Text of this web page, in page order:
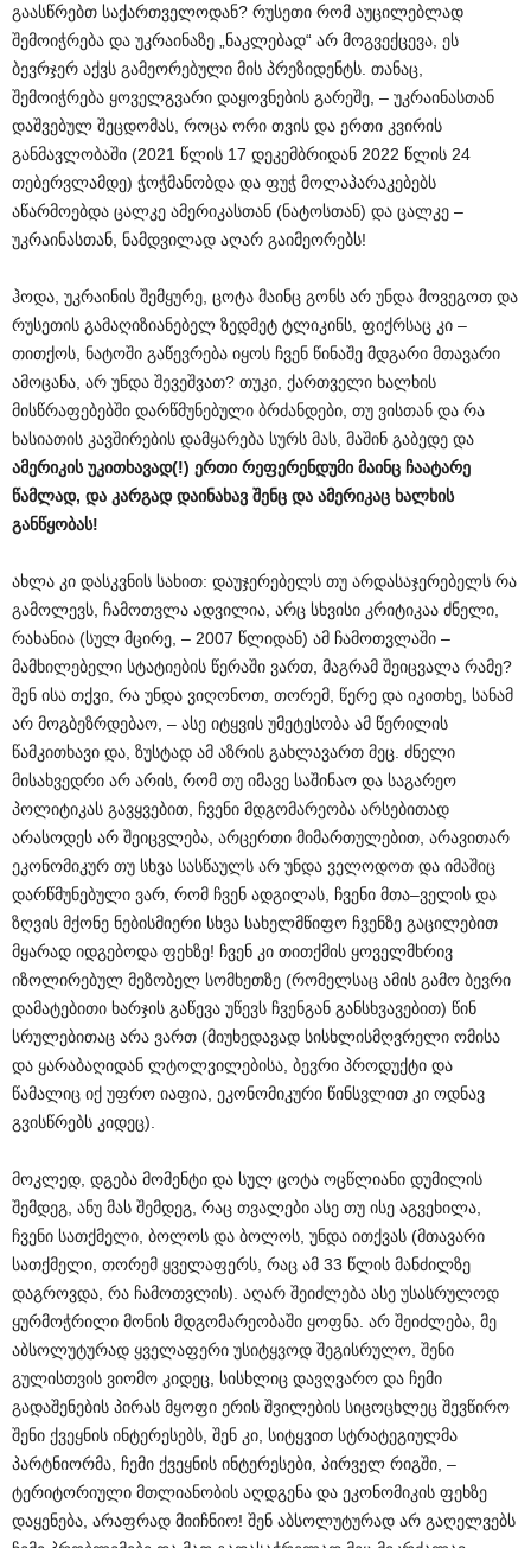
გაასწრებთ საქართველოდან? რუსეთი რომ აუცილებლად
შემოიჭრება და უკრაინაზე „ნაკლებად“ არ მოგვექცევა, ეს
ბევრჯერ აქვს გამეორებული მის პრეზიდენტს. თანაც,
შემოიჭრება ყოველგვარი დაყოვნების გარეშე, – უკრაინასთან
დაშვებულ შეცდომას, როცა ორი თვის და ერთი კვირის
განმავლობაში (2021 წლის 17 დეკემბრიდან 2022 წლის 24
თებერვლამდე) ჭოჭმანობდა და ფუჭ მოლაპარაკებებს
აწარმოებდა ცალკე ამერიკასთან (ნატოსთან) და ცალკე –
უკრაინასთან, ნამდვილად აღარ გაიმეორებს!
ჰოდა, უკრაინის შემყურე, ცოტა მაინც გონს არ უნდა მოვეგოთ და
რუსეთის გამაღიზიანებელ ზედმეტ ტლიკინს, ფიქრსაც კი –
თითქოს, ნატოში გაწევრება იყოს ჩვენ წინაშე მდგარი მთავარი
ამოცანა, არ უნდა შევეშვათ? თუკი, ქართველი ხალხის
მისწრაფებებში დარწმუნებული ბრძანდები, თუ ვისთან და რა
ხასიათის კავშირების დამყარება სურს მას, მაშინ გაბედე და
ამერიკის უკითხავად(!) ერთი რეფერენდუმი მაინც ჩაატარე
წამლად, და კარგად დაინახავ შენც და ამერიკაც ხალხის
განწყობას!
ახლა კი დასკვნის სახით: დაუჯერებელს თუ არდასაჯერებელს რა
გამოლევს, ჩამოთვლა ადვილია, არც სხვისი კრიტიკაა ძნელი,
რახანია (სულ მცირე, – 2007 წლიდან) ამ ჩამოთვლაში –
მამხილებელი სტატიების წერაში ვართ, მაგრამ შეიცვალა რამე?
შენ ისა თქვი, რა უნდა ვიღონოთ, თორემ, წერე და იკითხე, სანამ
არ მოგბეზრდებაო, – ასე იტყვის უმეტესობა ამ წერილის
წამკითხავი და, ზუსტად ამ აზრის გახლავართ მეც. ძნელი
მისახვედრი არ არის, რომ თუ იმავე საშინაო და საგარეო
პოლიტიკას გავყვებით, ჩვენი მდგომარეობა არსებითად
არასოდეს არ შეიცვლება, არცერთი მიმართულებით, არავითარ
ეკონომიკურ თუ სხვა სასწაულს არ უნდა ველოდოთ და იმაშიც
დარწმუნებული ვარ, რომ ჩვენ ადგილას, ჩვენი მთა–ველის და
ზღვის მქონე ნებისმიერი სხვა სახელმწიფო ჩვენზე გაცილებით
მყარად იდგებოდა ფეხზე! ჩვენ კი თითქმის ყოველმხრივ
იზოლირებულ მეზობელ სომხეთზე (რომელსაც ამის გამო ბევრი
დამატებითი ხარჯის გაწევა უწევს ჩვენგან განსხვავებით) წინ
სრულებითაც არა ვართ (მიუხედავად სისხლისმღვრელი ომისა
და ყარაბაღიდან ლტოლვილებისა, ბევრი პროდუქტი და
წამალიც იქ უფრო იაფია, ეკონომიკური წინსვლით კი ოდნავ
გვისწრებს კიდეც).
მოკლედ, დგება მომენტი და სულ ცოტა ოცწლიანი დუმილის
შემდეგ, ანუ მას შემდეგ, რაც თვალები ასე თუ ისე აგვეხილა,
ჩვენი სათქმელი, ბოლოს და ბოლოს, უნდა ითქვას (მთავარი
სათქმელი, თორემ ყველაფერს, რაც ამ 33 წლის მანძილზე
დაგროვდა, რა ჩამოთვლის). აღარ შეიძლება ასე უსასრულოდ
ყურმოჭრილი მონის მდგომარეობაში ყოფნა. არ შეიძლება, მე
აბსოლუტურად ყველაფერი უსიტყვოდ შეგისრულო, შენი
გულისთვის ვიომო კიდეც, სისხლიც დავღვარო და ჩემი
გადაშენების პირას მყოფი ერის შვილების სიცოცხლეც შევწირო
შენი ქვეყნის ინტერესებს, შენ კი, სიტყვით სტრატეგიულმა
პარტნიორმა, ჩემი ქვეყნის ინტერესები, პირველ რიგში, –
ტერიტორიული მთლიანობის აღდგენა და ეკონომიკის ფეხზე
დაყენება, არაფრად მიიჩნიო! შენ აბსოლუტურად არ გაღელვებს